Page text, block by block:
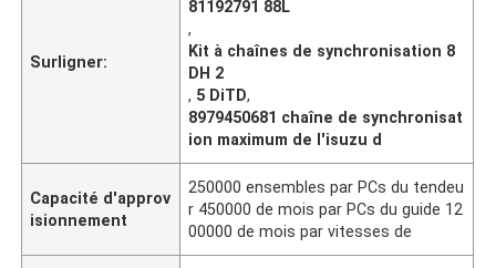
Surligner:
81192791 88L
,
Kit à chaînes de synchronisation 8
DH 2
, 5 DiTD,
8979450681 chaîne de synchronisat
ion maximum de l'isuzu d
Capacité d'approv
isionnement
250000 ensembles par PCs du tendeu
r 450000 de mois par PCs du guide 12
00000 de mois par vitesses de